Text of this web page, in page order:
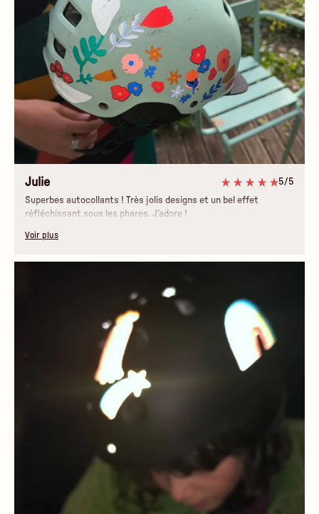
Julie
5/5
Superbes autocollants ! Très jolis designs et un bel effet
réfléchissant sous les phares. J’adore !
Voir plus